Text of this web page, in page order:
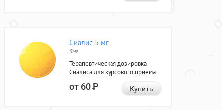
Сиалис 5 мг
5мг
Терапевтическая дозировка
Сиалиса для курсового приема
от 60Р Купить